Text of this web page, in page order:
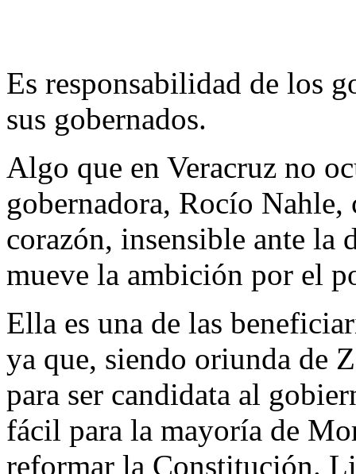
Es responsabilidad de los
sus gobernados.
Algo que en Veracruz no
gobernadora, Rocío
corazón, insensible ante la
mueve la ambición por el
Ella es una de las
ya que, siendo oriunda de
para ser candidata al
fácil para la mayoría de
reformar la Constitución.